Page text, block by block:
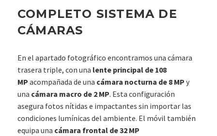
COMPLETO SISTEMA DE
CÁMARAS
En el apartado fotográfico encontramos una cámara
trasera triple, con una lente principal de 108
MP acompañada de una cámara nocturna de 8 MP y
una cámara macro de 2 MP. Esta configuración
asegura fotos nítidas e impactantes sin importar las
condiciones lumínicas del ambiente. El móvil también
equipa una cámara frontal de 32 MP